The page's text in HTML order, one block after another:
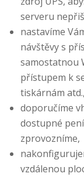
serveru
nastavíme
návštěvy s
samostatnou
přístupem k
tiskárnám atd.,
doporučíme
dostupné
zprovozníme,
vzdálenou